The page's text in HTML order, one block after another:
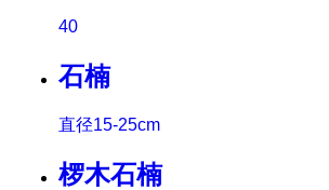
40
石楠
直径15-25cm
椤木石楠